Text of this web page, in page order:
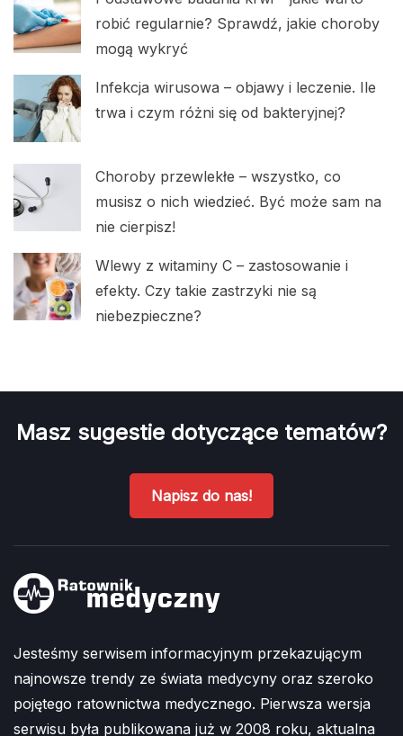
robić regularnie? Sprawdź, jakie choroby
mogą wykryć
Infekcja wirusowa – objawy i leczenie. Ile
trwa i czym różni się od bakteryjnej?
Choroby przewlekłe – wszystko, co
musisz o nich wiedzieć. Być może sam na
nie cierpisz!
Wlewy z witaminy C – zastosowanie i
efekty. Czy takie zastrzyki nie są
niebezpieczne?
Masz sugestie dotyczące tematów?
Napisz do nas!
Jesteśmy serwisem informacyjnym przekazującym
najnowsze trendy ze świata medycyny oraz szeroko
pojętego ratownictwa medycznego. Pierwsza wersja
serwisu była publikowana już w 2008 roku, aktualna